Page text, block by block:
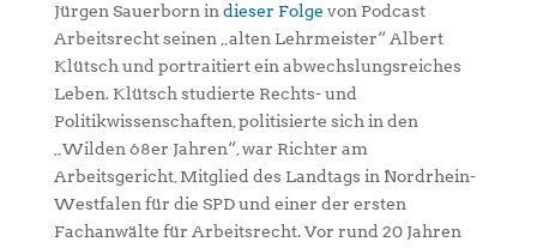
Jürgen Sauerborn indieser Folge von Podcast
Arbeitsrecht seinen „alten Lehrmeister“ Albert
Klütsch und portraitiert ein abwechslungsreiches
Leben. Klütsch studierte Rechts- und
Politikwissenschaften, politisierte sich in den
„Wilden 68er Jahren“, war Richter am
Arbeitsgericht, Mitglied des Landtags in Nordrhein-
Westfalen für die SPD und einer der ersten
Fachanwälte für Arbeitsrecht. Vor rund 20 Jahren